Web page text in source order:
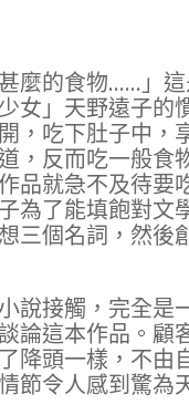
麼的食物……」
女」天野遠子的
，吃下肚子中
，反而吃一般食
品就急不及待要
為了能填飽對文
三個名詞，然後
說接觸，完全是
論這本作品。顧
降頭一樣，不由
節令人感到驚為